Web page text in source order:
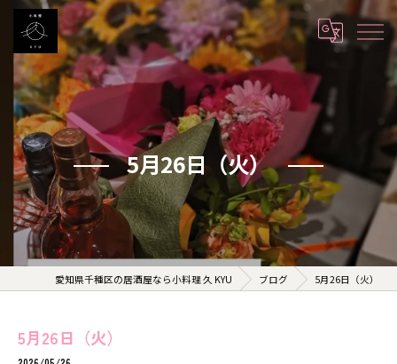
5月26日（火）
愛知県千種区の居酒屋なら小料理 久 KYU ブログ 5月26日（火）
5月26日（火）